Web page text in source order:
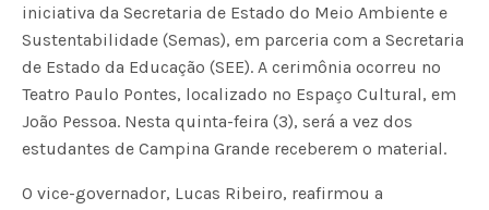
iniciativa da Secretaria de Estado do Meio Ambiente e
Sustentabilidade (Semas), em parceria com a Secretaria
de Estado da Educação (SEE). A cerimônia ocorreu no
Teatro Paulo Pontes, localizado no Espaço Cultural, em
João Pessoa. Nesta quinta-feira (3), será a vez dos
estudantes de Campina Grande receberem o material.
O vice-governador, Lucas Ribeiro, reafirmou a